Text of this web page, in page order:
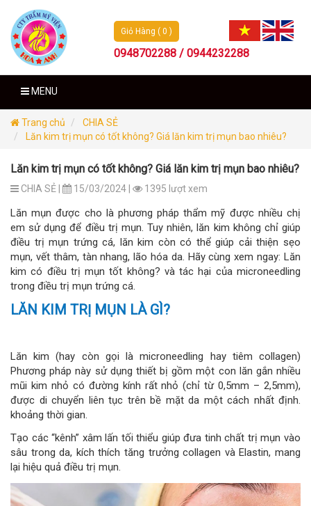
Giỏ Hàng ( 0 )
0948702288 / 0944232288
MENU
Trang chủ
CHIA SẺ
Lăn kim trị mụn có tốt không? Giá lăn kim trị mụn bao nhiêu?
Lăn kim trị mụn có tốt không? Giá lăn kim trị mụn bao nhiêu?
CHIA SẺ | 15/03/2024 | 1395 lượt xem
Lăn mụn được cho là phương pháp thẩm mỹ được nhiều chị
em sử dụng để điều trị mụn. Tuy nhiên, lăn kim không chỉ giúp
điều trị mụn trứng cá, lăn kim còn có thể giúp cải thiện sẹo
mụn, vết thâm, tàn nhang, lão hóa da. Hãy cùng xem ngay: Lăn
kim có điều trị mụn tốt không? và tác hại của microneedling
trong điều trị mụn trứng cá.
LĂN KIM TRỊ MỤN LÀ GÌ?
Lăn kim (hay còn gọi là microneedling hay tiêm collagen)
Phương pháp này sử dụng thiết bị gồm một con lăn gắn nhiều
mũi kim nhỏ có đường kính rất nhỏ (chỉ từ 0,5mm – 2,5mm),
được di chuyển liên tục trên bề mặt da một cách nhất định.
khoảng thời gian.
Tạo các “kênh” xâm lấn tối thiểu giúp đưa tinh chất trị mụn vào
sâu trong da, kích thích tăng trưởng collagen và Elastin, mang
lại hiệu quả điều trị mụn.